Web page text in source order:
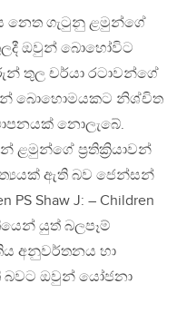
නෙත ගැටුනු ළමුන්ගේ
ඔවුන් බොහෝවිට
තුල චර්යා රටාවන්ගේ
බොහොමයකට නිශ්චිත
නොලැබේ.
ළමුන්ගේ ප්‍රතික්‍රියාවන්
ඇති බව ජෙන්සන්
Shaw J: – Children
යුත් බලපෑම්
අනුවර්තනය හා
බවට ඔවුන් යෝජනා